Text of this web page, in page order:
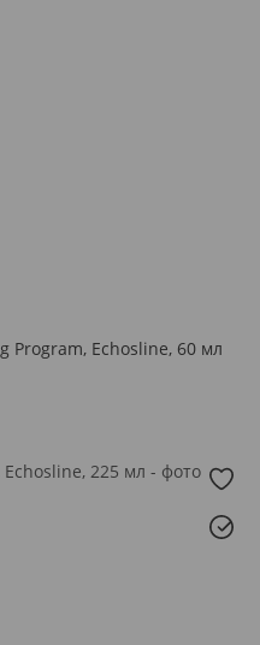
Program, Echosline, 60 мл